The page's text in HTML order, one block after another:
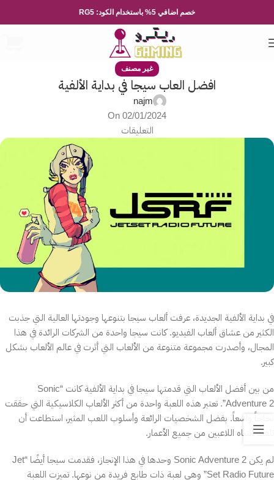
خصم اضافي 5% باستخدام الكود: RG5
غير مصنف
افضل العاب سيجا في بداية الألفية
najm
On 02/01/2024
التعليقات
في بداية الألفية الجديدة، عرفت ألعاب سيجا بتنوعها وجودتها العالية التي جذبت
الكثير من عشاق ألعاب الفيديو. كانت سيجا واحدة من الشركات الرائدة في هذا
المجال، وأصدرت مجموعة متنوعة من الألعاب التي أثرت في عالم الألعاب بشكل
كبير.
من بين أفضل الألعاب التي قدمتها سيجا في بداية الألفية كانت “Sonic
Adventure 2”. تعتبر هذه اللعبة واحدة من أكثر الألعاب الكلاسيكية التي حققت
نجاحاً واسعاً. بفضل الشخصيات الرائعة وأسلوب اللعب المثير، استطاعت أن
تلفت انتباه اللاعبين من جميع الأعمار.
لم يكن Sonic Adventure 2 وحدها في هذا الإنجاز، فقدمت سيجا أيضًا “Jet
Set Radio Future” وهي لعبة ذات طابع فريدة من نوعها. تميزت اللعبة